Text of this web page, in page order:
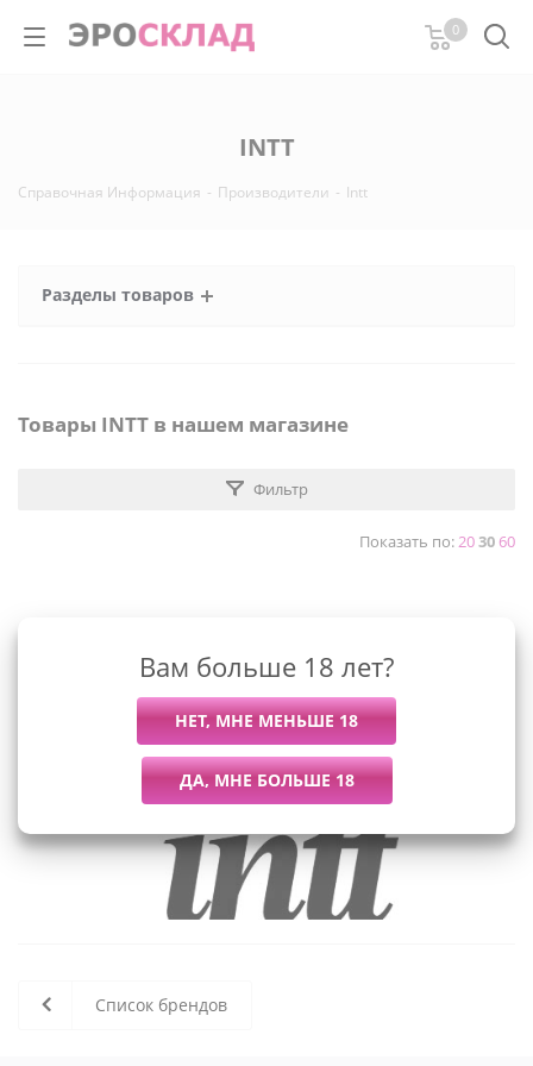
0
INTT
Справочная Информация - Производители - Intt
Разделы товаров
Товары INTT в нашем магазине
Фильтр
Показать по:203060
В данный момент нет активных
товаров
Список брендов
Вам больше 18 лет?